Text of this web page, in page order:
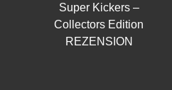
Super Kickers –
Collectors Edition
REZENSION